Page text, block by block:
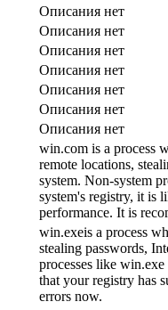
Описания нет
Описания нет
Описания нет
Описания нет
Описания нет
Описания нет
Описания нет
win.com is a process
remote locations,
system. Non-system
system's registry, it is
performance. It is
win.exeis a process
stealing passwords,
processes like
that your registry has
errors now.